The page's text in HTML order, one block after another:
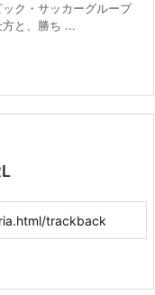
ク・サッカーグループ
方と、勝ち ...